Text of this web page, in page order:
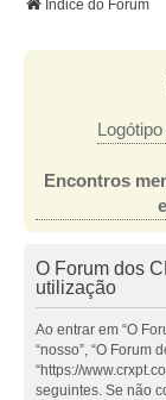
Índice do Fórum
Encontros
O Forum dos
utilização
Ao entrar em “O
“nosso”, “O Forum
“https://
seguintes. Se não